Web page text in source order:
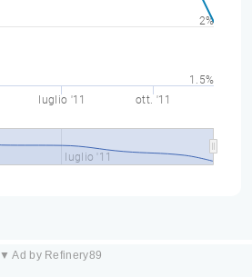
luglio '11 ott. '11
luglio '11
1.5%
2%
▼ Ad by Refinery89